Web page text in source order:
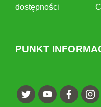
dostępności
PUNKT